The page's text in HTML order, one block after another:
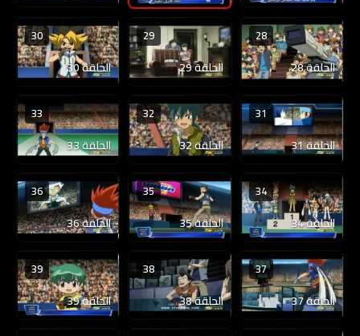
28
الحلقة 28
29
الحلقة 29
30
الحلقة 30
31
الحلقة 31
32
الحلقة 32
33
الحلقة 33
34
الحلقة 34
35
الحلقة 35
36
الحلقة 36
37
الحلقة 37
38
الحلقة 38
39
الحلقة 39